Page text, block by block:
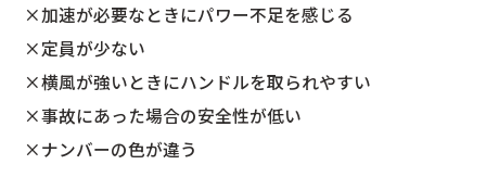
×加速が必要なときにパワー不足を感じる
×定員が少ない
×横風が強いときにハンドルを取られやすい
×事故にあった場合の安全性が低い
×ナンバーの色が違う